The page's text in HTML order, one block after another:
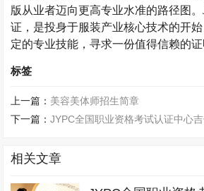
版 从业者迈向更高专业水准的路径图。
证，是投身于服装产业核心技术的开
定的专业技能，寻求一份值得信赖的证
标签
上一篇： 美容美体师招生简章
下一篇：JYPC全国职业资格考试认证中心
相关文章